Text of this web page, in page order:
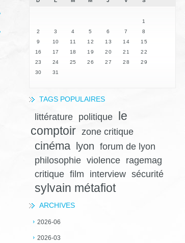
1
2
3 4 5 6 7
8
9
10 11 12 13 14
15
16
17 18 19 20 21
22
23
24 25 26 27 28
29
30
31
TAGS POPULAIRES
littérature politique
le
comptoir zone critique
cinéma lyon forum de lyon
philosophie violence
ragemag
critique film interview sécurité
sylvain métafiot
ARCHIVES
2026-06
2026-03